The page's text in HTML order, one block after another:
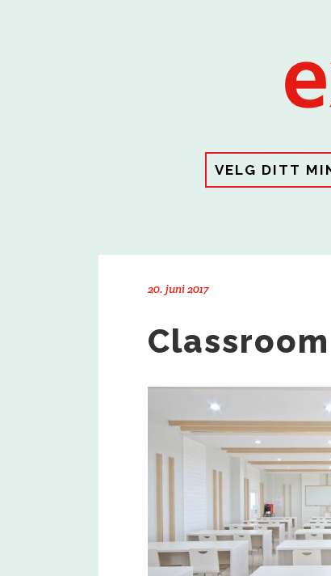
VELG DITT
20. juni 2017
Classroom